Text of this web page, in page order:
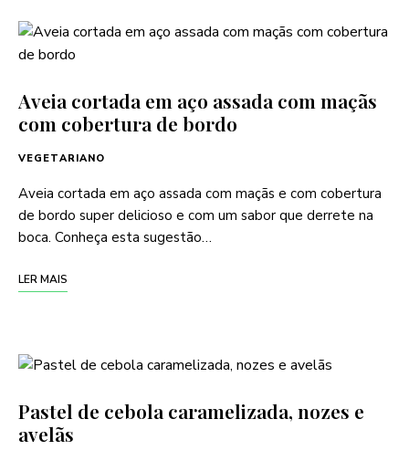
Aveia cortada em aço assada com maçãs
com cobertura de bordo
VEGETARIANO
Aveia cortada em aço assada com maçãs e com cobertura
de bordo super delicioso e com um sabor que derrete na
boca. Conheça esta sugestão…
LER MAIS
Pastel de cebola caramelizada, nozes e
avelãs